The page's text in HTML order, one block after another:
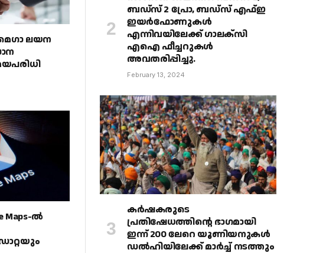
ലയന
Maps-ൽ
ബഡ്‌സ് 2 പ്രോ, ബഡ്‌സ് എഫ്ഇ
ഇയർഫോണുകൾ
എന്നിവയിലേക്ക് ഗാലക്‌സി
എഐ ഫീച്ചറുകൾ
അവതരിപ്പിച്ചു.
February 13, 2024
കർഷകരുടെ
പ്രതിഷേധത്തിൻ്റെ ഭാഗമായി
ഇന്ന് 200 ലേറെ യൂണിയനുകൾ
ഡൽഹിയിലേക്ക് മാർച്ച് നടത്തും